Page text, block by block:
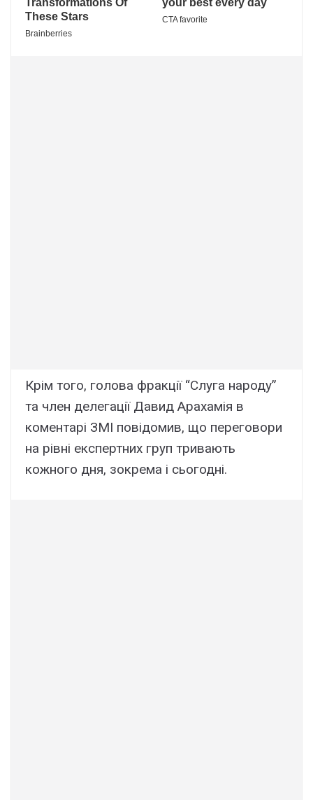
Крім того, голова фракції “Слуга народу”
та член делегації Давид Арахамія в
коментарі ЗМІ повідомив, що переговори
на рівні експертних груп тривають
кожного дня, зокрема і сьогодні.